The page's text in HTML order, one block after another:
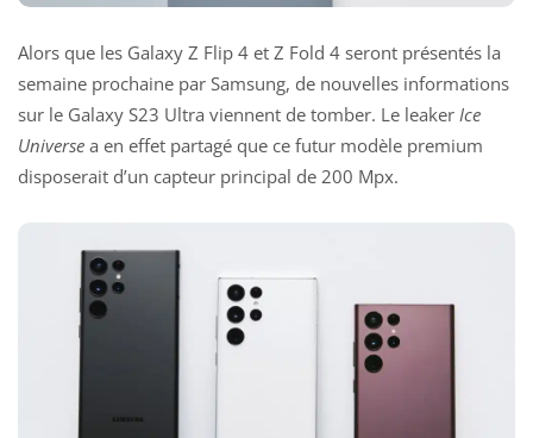
Alors que les Galaxy Z Flip 4 et Z Fold 4 seront présentés la
semaine prochaine par Samsung, de nouvelles informations
sur le Galaxy S23 Ultra viennent de tomber. Le leaker Ice
Universe a en effet partagé que ce futur modèle premium
disposerait d’un capteur principal de 200 Mpx.